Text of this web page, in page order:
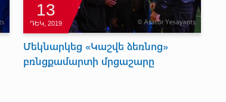
13
ԴԵԿ, 2019
Մեկնարկեց «Կաշվե ձեռնոց»
բռնցքամարտի մրցաշարը